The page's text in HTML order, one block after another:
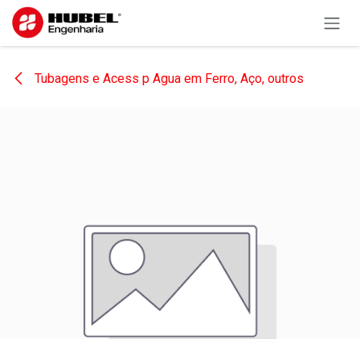
Pular para o conteúdo
Tubagens e Acess p Agua em Ferro, Aço, outros